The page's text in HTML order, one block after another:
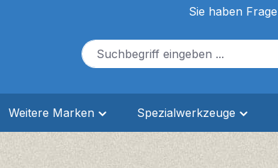
Sie haben
Weitere Marken Spezialwerkzeuge